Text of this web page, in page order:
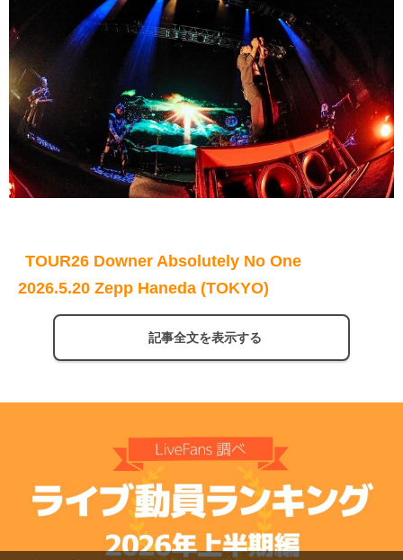
TOUR26 Downer Absolutely No One
2026.5.20 Zepp Haneda (TOKYO)
記事全文を表示する